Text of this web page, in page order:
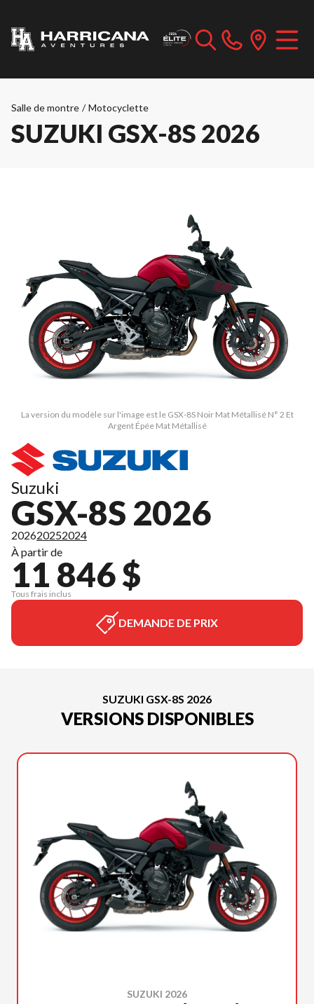
Salle de montre / Motocyclette
SUZUKI GSX-8S 2026
La version du modèle sur l'image est le GSX-8S Noir Mat Métallisé N° 2 Et
Argent Épée Mat Métallisé
Suzuki
GSX-8S 2026
202620252024
À partir de
11 846 $
Tous frais inclus
DEMANDE DE PRIX
SUZUKI GSX-8S 2026
VERSIONS DISPONIBLES
SUZUKI 2026